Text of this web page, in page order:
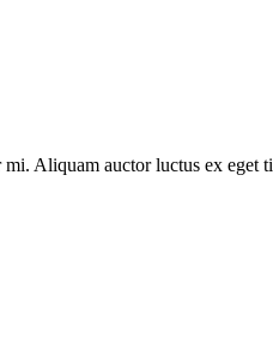
Aliquam auctor luctus ex